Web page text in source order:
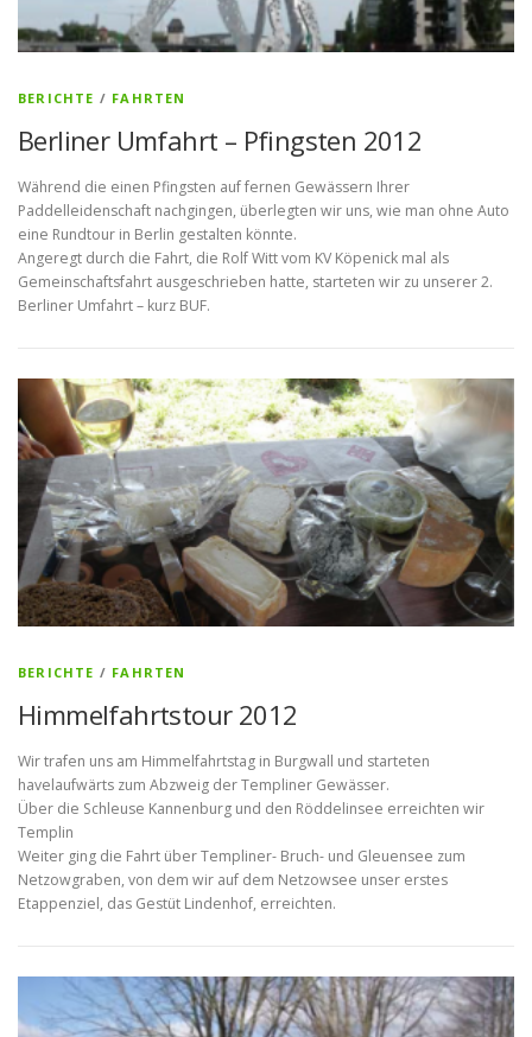
BERICHTE / FAHRTEN
Berliner Umfahrt – Pfingsten 2012
Während die einen Pfingsten auf fernen Gewässern Ihrer
Paddelleidenschaft nachgingen, überlegten wir uns, wie man ohne Auto
eine Rundtour in Berlin gestalten könnte.
Angeregt durch die Fahrt, die Rolf Witt vom KV Köpenick mal als
Gemeinschaftsfahrt ausgeschrieben hatte, starteten wir zu unserer 2.
Berliner Umfahrt – kurz BUF.
BERICHTE / FAHRTEN
Himmelfahrtstour 2012
Wir trafen uns am Himmelfahrtstag in Burgwall und starteten
havelaufwärts zum Abzweig der Templiner Gewässer.
Über die Schleuse Kannenburg und den Röddelinsee erreichten wir
Templin
Weiter ging die Fahrt über Templiner- Bruch- und Gleuensee zum
Netzowgraben, von dem wir auf dem Netzowsee unser erstes
Etappenziel, das Gestüt Lindenhof, erreichten.